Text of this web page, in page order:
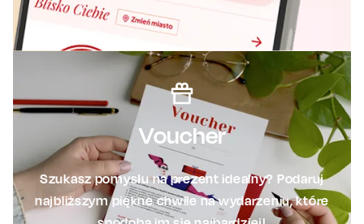
Voucher
Szukasz pomysłu na prezent idealny? Podaruj
najbliższym piękne chwile na wydarzeniu, które